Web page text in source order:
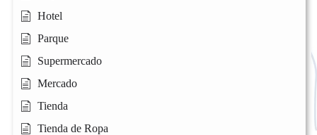
Hotel
Parque
Supermercado
Mercado
Tienda
Tienda de Ropa